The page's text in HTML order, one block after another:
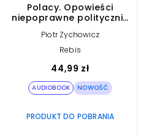
Polacy. Opowieści
niepoprawne politycznie
Piotr Zychowicz
Rebis
44,99 zł
AUDIOBOOK NOWOŚĆ
PRODUKT DO POBRANIA